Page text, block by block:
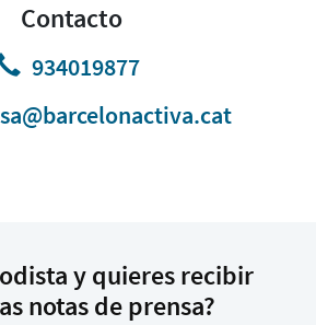
Contacto
934019877
y quieres recibir
notas de prensa?